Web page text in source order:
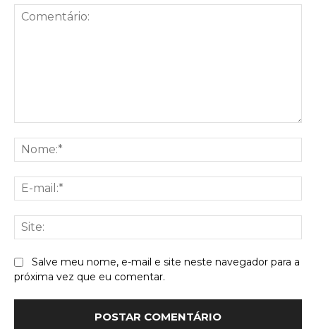
Salve meu nome, e-mail e site neste navegador para a
próxima vez que eu comentar.